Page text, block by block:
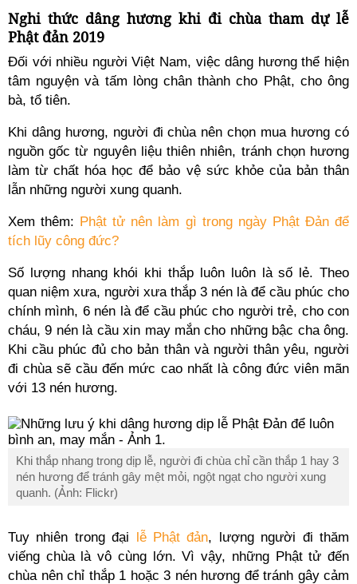
Nghi thức dâng hương khi đi chùa tham dự lễ
Phật đản 2019
Đối với nhiều người Việt Nam, việc dâng hương thể hiện
tâm nguyện và tấm lòng chân thành cho Phật, cho ông
bà, tổ tiên.
Khi dâng hương, người đi chùa nên chọn mua hương có
nguồn gốc từ nguyên liệu thiên nhiên, tránh chọn hương
làm từ chất hóa học để bảo vệ sức khỏe của bản thân
lẫn những người xung quanh.
Xem thêm: Phật tử nên làm gì trong ngày Phật Đản để
tích lũy công đức?
Số lượng nhang khói khi thắp luôn luôn là số lẻ. Theo
quan niệm xưa, người xưa thắp 3 nén là để cầu phúc cho
chính mình, 6 nén là để cầu phúc cho người trẻ, cho con
cháu, 9 nén là cầu xin may mắn cho những bậc cha ông.
Khi cầu phúc đủ cho bản thân và người thân yêu, người
đi chùa sẽ cầu đến mức cao nhất là công đức viên mãn
với 13 nén hương.
Khi thắp nhang trong dịp lễ, người đi chùa chỉ cần thắp 1 hay 3
nén hương để tránh gây mệt mỏi, ngột ngạt cho người xung
quanh. (Ảnh: Flickr)
Tuy nhiên trong đại lễ Phật đản, lượng người đi thăm
viếng chùa là vô cùng lớn. Vì vậy, những Phật tử đến
chùa nên chỉ thắp 1 hoặc 3 nén hương để tránh gây cảm